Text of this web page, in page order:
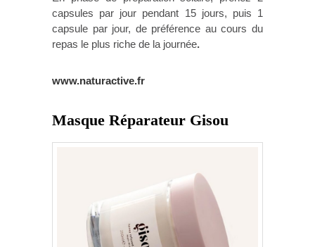
capsules par jour pendant 15 jours, puis 1
capsule par jour, de préférence au cours du
repas le plus riche de la journée.
www.naturactive.fr
Masque Réparateur Gisou